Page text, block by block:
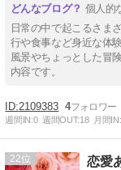
個人的
日常の中で起こるさま
行や食事など身近な体
風景やちょっとした冒
内容です。
2109383 4
週間IN:0 週間OUT:18 月間IN:
22 恋愛